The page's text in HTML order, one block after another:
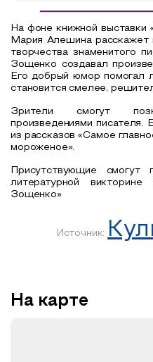
На фоне книжной выставки
Мария Алешина расскажет
творчества знаменитого
Зощенко создавал
Его добрый юмор помогал
становится смелее,
Зрители смогут
произведениями писателя.
из рассказов «Самое
мороженое».
Присутствующие смогут
литературной
Зощенко»
Источник:
На карте